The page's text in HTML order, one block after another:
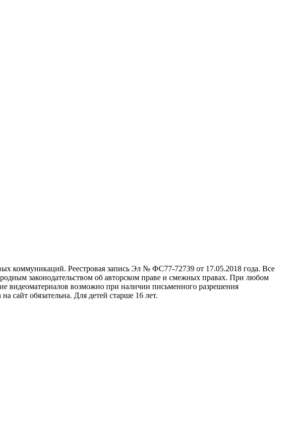
коммуникаций. Реестровая запись Эл № ФС77-72739 от 17.05.2018 года. Все
законодательством об авторском праве и смежных правах. При любом
видеоматериалов возможно при наличии письменного разрешения
сайт обязательна. Для детей старше 16 лет.